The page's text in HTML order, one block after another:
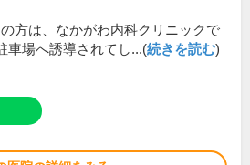
方は、なかがわ内科クリニックで
車場へ誘導されてし...(続きを読む)